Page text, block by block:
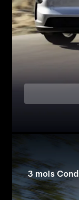
3 mois